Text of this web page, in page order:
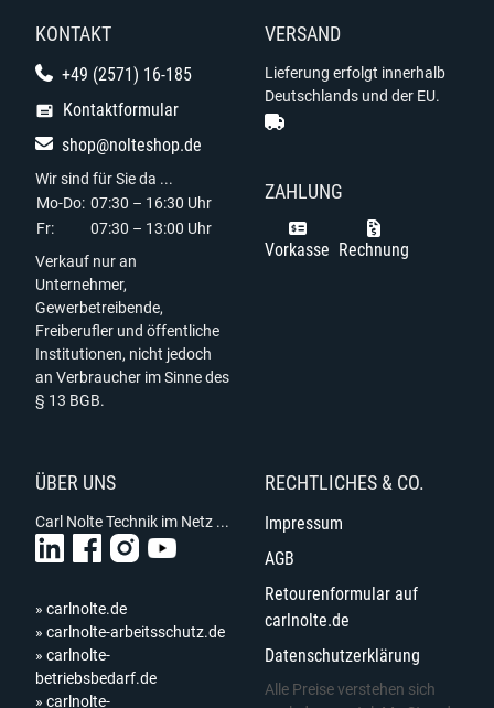
KONTAKT
+49 (2571) 16-185
Kontaktformular
shop@nolteshop.de
Wir sind für Sie da ...
Mo-Do: 07:30 – 16:30 Uhr
Fr:
07:30 – 13:00 Uhr
Verkauf nur an
Unternehmer,
Gewerbetreibende,
Freiberufler und öffentliche
Institutionen, nicht jedoch
an Verbraucher im Sinne des
§ 13 BGB.
VERSAND
Lieferung erfolgt innerhalb
Deutschlands und der EU.
ZAHLUNG
Vorkasse Rechnung
ÜBER UNS
Carl Nolte Technik im Netz ...
» carlnolte.de
» carlnolte-arbeitsschutz.de
» carlnolte-
betriebsbedarf.de
» carlnolte-
RECHTLICHES & CO.
Impressum
AGB
Retourenformular auf
carlnolte.de
Datenschutzerklärung
Alle Preise verstehen sich